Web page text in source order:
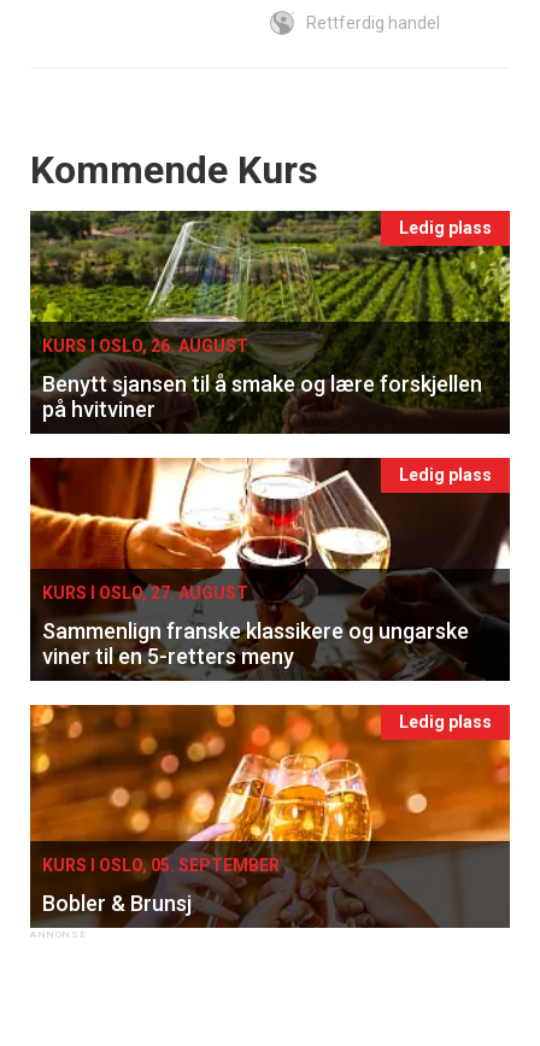
Rettferdig handel
Events
Kommende Kurs
Ledig plass
KURS I OSLO, 26. AUGUST
Benytt sjansen til å smake og lære forskjellen
på hvitviner
Ledig plass
KURS I OSLO, 27. AUGUST
Sammenlign franske klassikere og ungarske
viner til en 5-retters meny
Ledig plass
KURS I OSLO, 05. SEPTEMBER
Bobler & Brunsj